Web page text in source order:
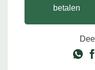
betalen